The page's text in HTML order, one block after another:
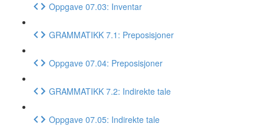
Oppgave 07.03: Inventar
GRAMMATIKK 7.1: Preposisjoner
Oppgave 07.04: Preposisjoner
GRAMMATIKK 7.2: Indirekte tale
Oppgave 07.05: Indirekte tale